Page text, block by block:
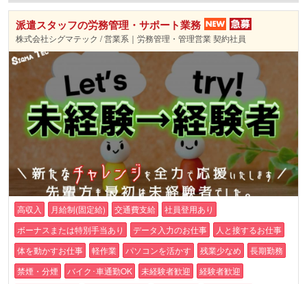
派遣スタッフの労務管理・サポート業務
株式会社シグマテック / 営業系｜労務管理・管理営業 契約社員
高収入 月給制(固定給) 交通費支給
社員登用あり
ボーナスまたは特別手当あり
データ入力のお仕事
人と接するお仕事
体を動かすお仕事
軽作業 パソコンを活かす 残業少なめ
長期勤務
禁煙・分煙
バイク･車通勤OK 未経験者歓迎
経験者歓迎